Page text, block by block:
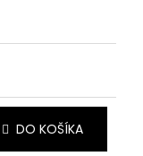
DO KOŠÍKA